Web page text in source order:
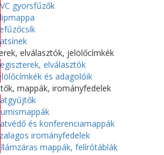
PVC gyorsfűzők
Klipmappa
Lefűzőcsík
Iratsínek
elválasztók, jelölőcímkék
Regiszterek, elválasztók
Jelölőcímkék és adagolóik
mappák, irományfedelek
Iratgyűjtők
Gumismappák
Iratvédő és konferenciamappák
Szalagos irományfedelek
Villámzáras mappák, felírótáblák